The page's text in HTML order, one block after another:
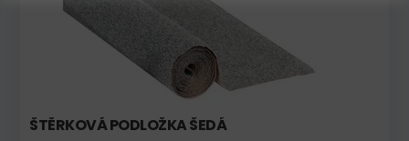
ŠTĚRKOVÁ PODLOŽKA ŠEDÁ